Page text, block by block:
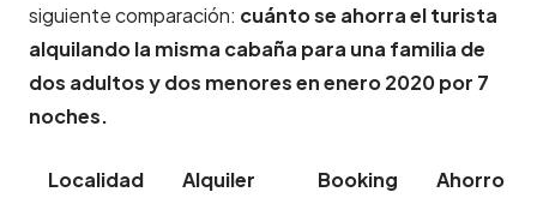
siguiente comparación: cuánto se ahorra el turista
alquilando la misma cabaña para una familia de
dos adultos y dos menores en enero 2020 por 7
noches.
Localidad
Alquiler
Booking Ahorro